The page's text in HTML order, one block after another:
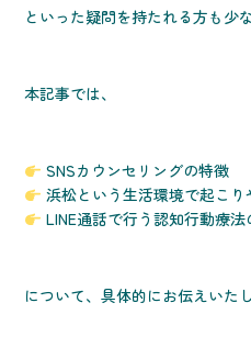
といった疑問を持たれる方も少
本記事では、
SNSカウンセリングの特徴
浜松という生活環境で起こり
LINE通話で行う認知行動療法
について、具体的にお伝えいたし